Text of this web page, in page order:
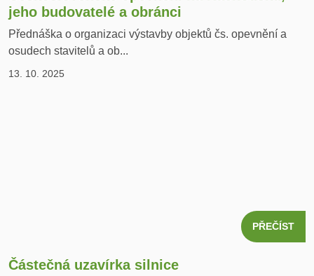
jeho budovatelé a obránci
Přednáška o organizaci výstavby objektů čs. opevnění a
osudech stavitelů a ob...
13. 10. 2025
PŘEČÍST
Částečná uzavírka silnice